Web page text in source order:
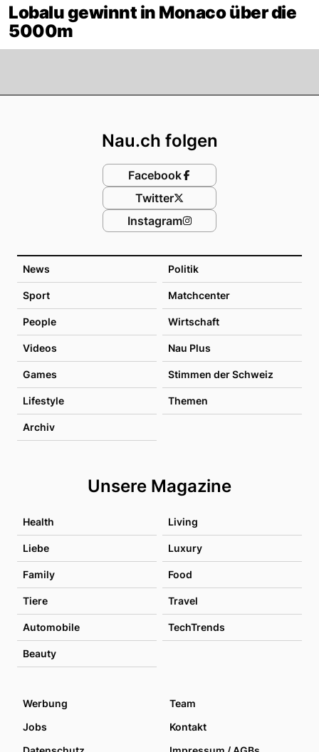
Lobalu gewinnt in Monaco über die
5000m
News Politik
Sport Matchcenter
People Wirtschaft
Videos Nau Plus
Games Stimmen der Schweiz
Lifestyle Themen
Archiv
Unsere Magazine
Health Living
Liebe Luxury
Family Food
Tiere Travel
Automobile TechTrends
Beauty
Nau.ch folgen
Facebook
Twitter
Instagram
Werbung
Team
Jobs
Kontakt